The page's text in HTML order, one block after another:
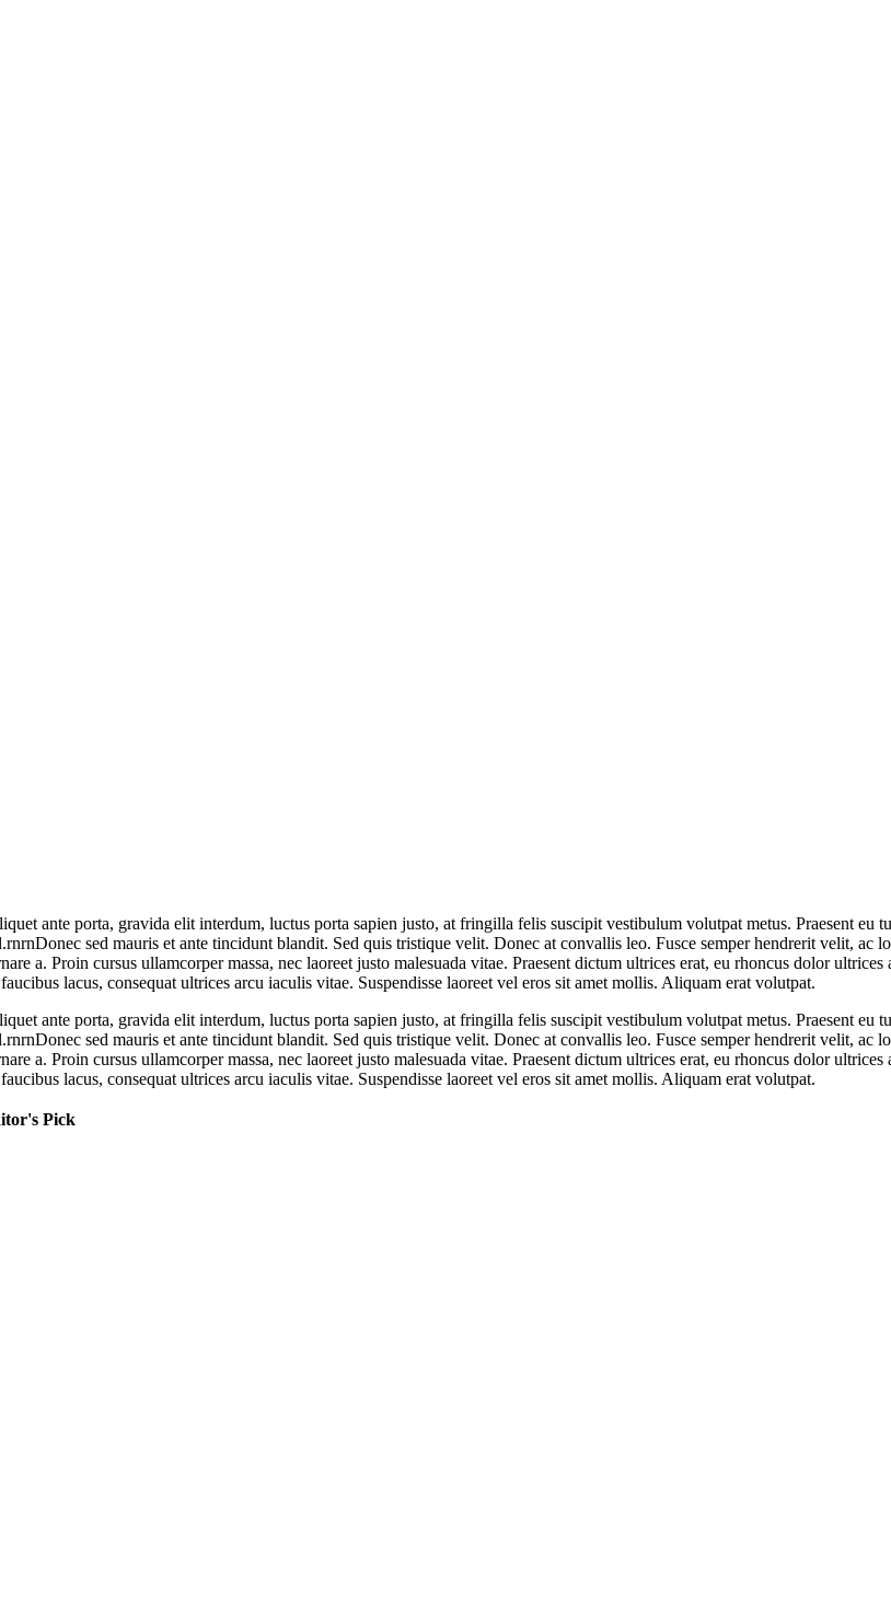
ante porta, gravida elit interdum, luctus porta sapien justo, at fringilla felis suscipit vestibulum volutpat metus. Praesent eu
sed mauris et ante tincidunt blandit. Sed quis tristique velit. Donec at convallis leo. Fusce semper hendrerit velit, ac
a. Proin cursus ullamcorper massa, nec laoreet justo malesuada vitae. Praesent dictum ultrices erat, eu rhoncus dolor
lacus, consequat ultrices arcu iaculis vitae. Suspendisse laoreet vel eros sit amet mollis. Aliquam erat volutpat.
ante porta, gravida elit interdum, luctus porta sapien justo, at fringilla felis suscipit vestibulum volutpat metus. Praesent eu
sed mauris et ante tincidunt blandit. Sed quis tristique velit. Donec at convallis leo. Fusce semper hendrerit velit, ac
a. Proin cursus ullamcorper massa, nec laoreet justo malesuada vitae. Praesent dictum ultrices erat, eu rhoncus dolor
lacus, consequat ultrices arcu iaculis vitae. Suspendisse laoreet vel eros sit amet mollis. Aliquam erat volutpat.
Pick